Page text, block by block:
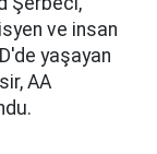
ve insan
yaşayan
AA